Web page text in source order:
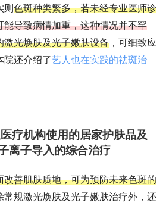
则 色斑种类繁多，若未经专业医师诊
能导致病情加重，这种情况并不罕
激光焕肤及光子嫩肤设备 ，可细致应
院还介绍了艺人也在实践的祛斑治
疗机构使用的居家护肤品及
离子导入的综合治疗
改善肌肤质地，可为预防未来色斑的
常规激光焕肤及光子嫩肤治疗外，还